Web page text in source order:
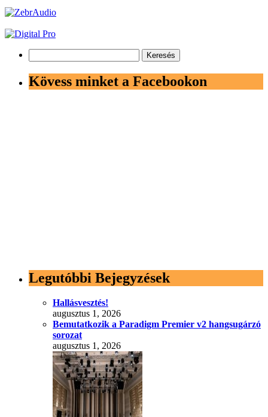
Kövess minket a Facebookon
Legutóbbi Bejegyzések
Hallásvesztés!
augusztus 1, 2026
Bemutatkozik a Paradigm Premier v2 hangsugárzó
sorozat
augusztus 1, 2026